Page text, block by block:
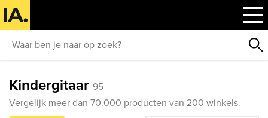
Kindergitaar 95
Vergelijk meer dan 70.000 producten van 200 winkels.